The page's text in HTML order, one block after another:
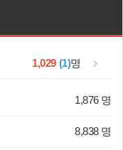
1,029 (1)명
1,876 명
8,838 명